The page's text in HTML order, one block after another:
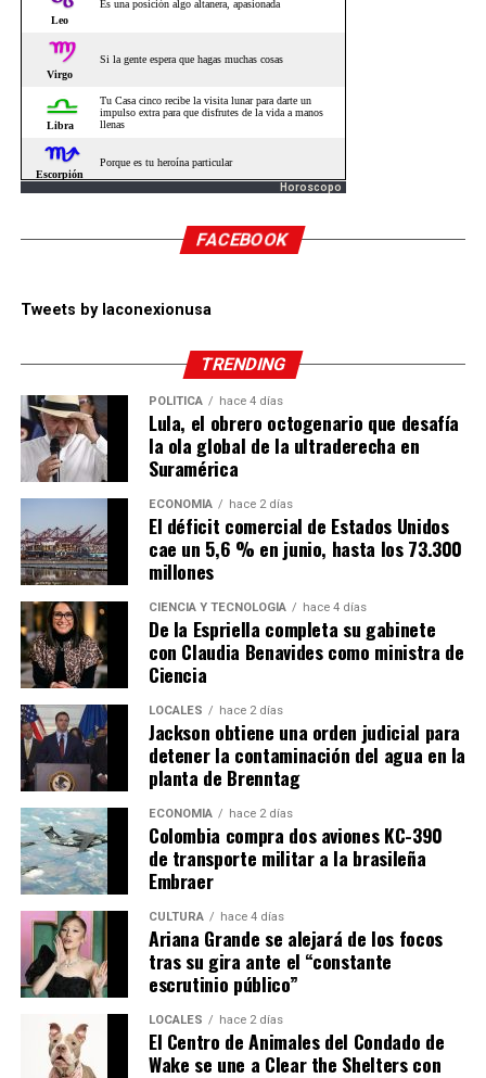
Horoscopo
FACEBOOK
Tweets by laconexionusa
TRENDING
POLÍTICA hace 4 días
Lula, el obrero octogenario que desafía
la ola global de la ultraderecha en
Suramérica
ECONOMÍA hace 2 días
El déficit comercial de Estados Unidos
cae un 5,6 % en junio, hasta los 73.300
millones
CIENCIA Y TECNOLOGÍA hace 4 días
De la Espriella completa su gabinete
con Claudia Benavides como ministra de
Ciencia
LOCALES hace 2 días
Jackson obtiene una orden judicial para
detener la contaminación del agua en la
planta de Brenntag
ECONOMÍA hace 2 días
Colombia compra dos aviones KC-390
de transporte militar a la brasileña
Embraer
CULTURA hace 4 días
Ariana Grande se alejará de los focos
tras su gira ante el “constante
escrutinio público”
LOCALES hace 2 días
El Centro de Animales del Condado de
Wake se une a Clear the Shelters con